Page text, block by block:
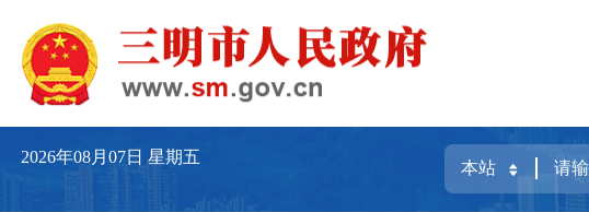
2026年08月07日星期五